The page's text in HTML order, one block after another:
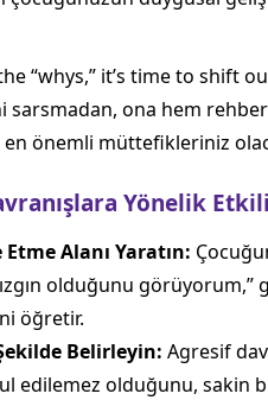
“whys,” it’s time to shift
ona hem
en önemli müttefikleriniz
Yönelik
Alanı Yaratın:
olduğunu
öğretir.
Belirleyin: Agresif
edilemez olduğunu, sakin